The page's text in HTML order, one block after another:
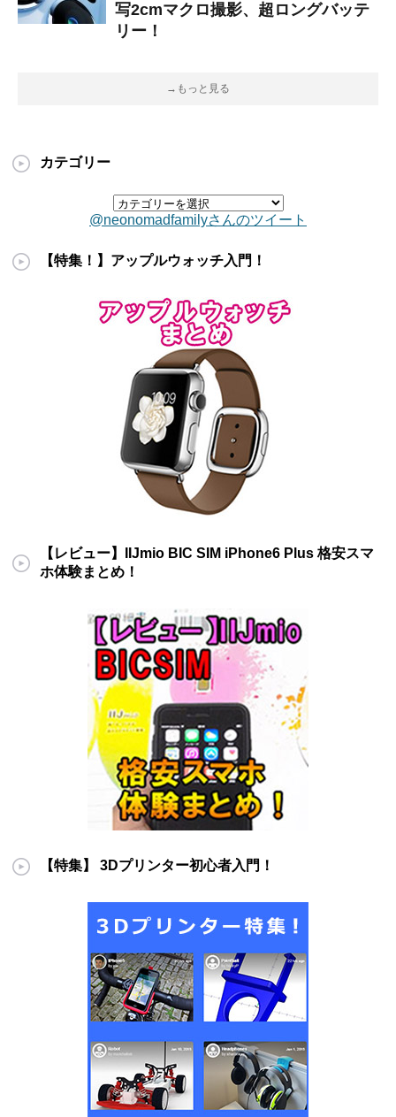
写2cmマクロ撮影、超ロングバッテ
リー！
→もっと見る
カテゴリー
@neonomadfamilyさんのツイート
【特集！】アップルウォッチ入門！
【レビュー】IIJmio BIC SIM iPhone6 Plus 格安スマ
ホ体験まとめ！
【特集】 3Dプリンター初心者入門！